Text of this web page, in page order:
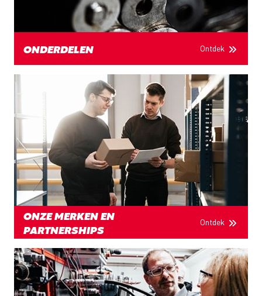
ONDERDELEN Ontdek
ONZE MERKEN EN
PARTNERSHIPS
Ontdek